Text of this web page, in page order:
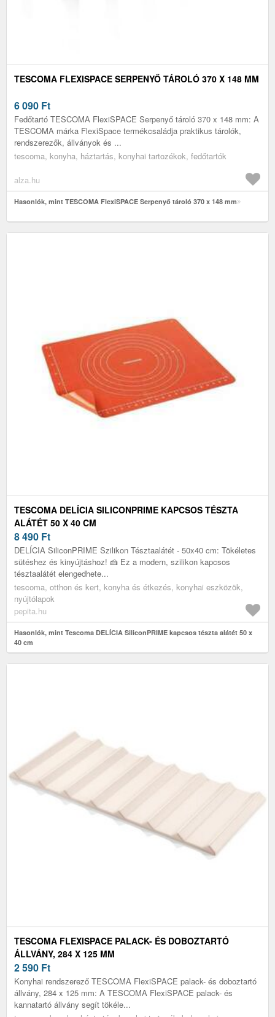
TESCOMA FLEXISPACE SERPENYŐ TÁROLÓ 370 X 148 MM
6 090 Ft
Fedőtartó TESCOMA FlexiSPACE Serpenyő tároló 370 x 148 mm: A
TESCOMA márka FlexiSpace termékcsaládja praktikus tárolók,
rendszerezők, állványok és ...
tescoma, konyha, háztartás, konyhai tartozékok, fedőtartók
alza.hu
Hasonlók, mint TESCOMA FlexiSPACE Serpenyő tároló 370 x 148 mm
TESCOMA DELÍCIA SILICONPRIME KAPCSOS TÉSZTA
ALÁTÉT 50 X 40 CM
8 490 Ft
DELÍCIA SiliconPRIME Szilikon Tésztaalátét - 50x40 cm: Tökéletes
sütéshez és kinyújtáshoz! 🍰 Ez a modern, szilikon kapcsos
tésztaalátét elengedhete...
tescoma, otthon és kert, konyha és étkezés, konyhai eszközök,
nyújtólapok
pepita.hu
Hasonlók, mint Tescoma DELÍCIA SiliconPRIME kapcsos tészta alátét 50 x
40 cm
TESCOMA FLEXISPACE PALACK- ÉS DOBOZTARTÓ
ÁLLVÁNY, 284 X 125 MM
2 590 Ft
Konyhai rendszerező TESCOMA FlexiSPACE palack- és doboztartó
állvány, 284 x 125 mm: A TESCOMA FlexiSPACE palack- és
kannatartó állvány segít tökéle...